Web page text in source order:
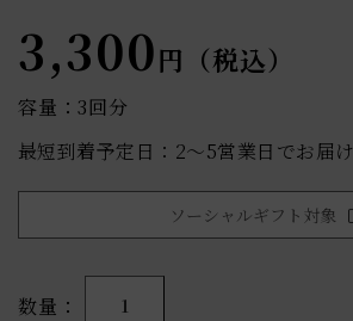
3,300円（税込）
容量：3回分
最短到着予定日：2〜5営業日でお届け
ソーシャルギフト対象
数量 1